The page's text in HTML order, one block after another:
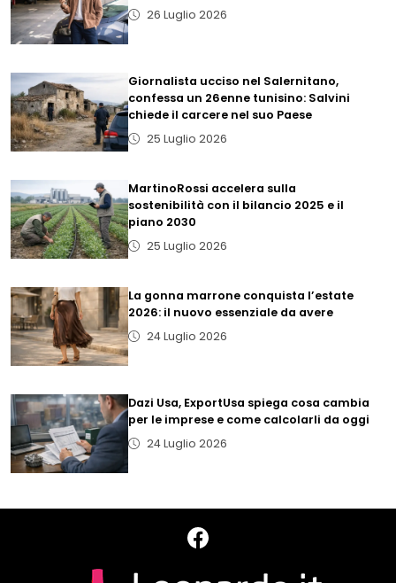
26 Luglio 2026
Giornalista ucciso nel Salernitano,
confessa un 26enne tunisino: Salvini
chiede il carcere nel suo Paese
25 Luglio 2026
MartinoRossi accelera sulla
sostenibilità con il bilancio 2025 e il
piano 2030
25 Luglio 2026
La gonna marrone conquista l’estate
2026: il nuovo essenziale da avere
24 Luglio 2026
Dazi Usa, ExportUsa spiega cosa cambia
per le imprese e come calcolarli da oggi
24 Luglio 2026